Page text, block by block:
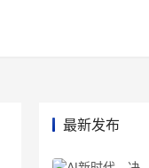
最新发布